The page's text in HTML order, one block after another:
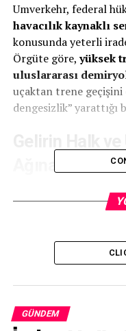
Umverkehr, federal
havacılık kaynaklı
konusunda yeterli
Örgüte göre,yüksek
uluslararası
uçaktan trene
dengesizlik”
Ağına
Taslağa göre,
ulaşımının
demiryolu
Gece Treni
Umverkehr, özellikle
GÜNDEM